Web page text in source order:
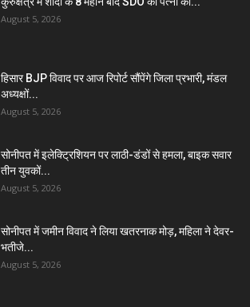
August 5, 2026
हिसार BJP विवाद पर आज रिपोर्ट सौंपेंगे जिला प्रभारी, मंडल
अध्यक्षों...
August 5, 2026
सोनीपत में इलेक्ट्रिशियन पर लाठी-डंडों से हमला, बाइक सवार
तीन युवकों...
August 5, 2026
सोनीपत में जमीन विवाद ने लिया खतरनाक मोड़, महिला ने देवर-
भतीजे...
August 5, 2026